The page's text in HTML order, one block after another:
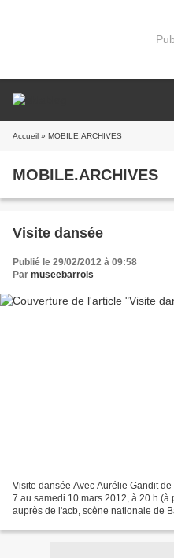
Accueil » MOBILE.ARCHIVES
MOBILE.ARCHIVES
Visite dansée
Publié le 29/02/2012 à 09:58
Par museebarrois
Visite dansée Avec Aurélie Gandit
7 au samedi 10 mars 2012, à 20 h
auprès de l'acb, scène nationale de